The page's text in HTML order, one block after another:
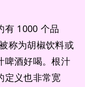
有 1000 个品
称为胡椒饮料或
啤酒好喝。根汁
定义也非常宽